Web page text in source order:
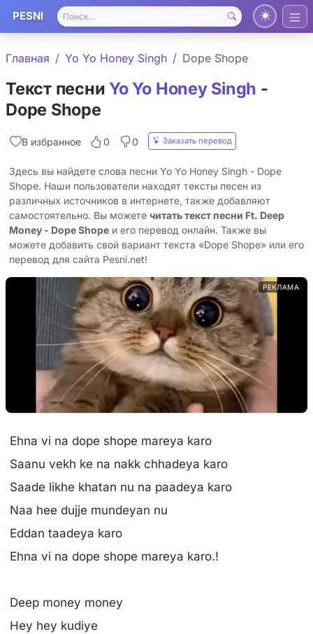
PESNI
Главная Yo Yo Honey Singh Dope Shope
Текст песниYo Yo Honey Singh -
Dope Shope
В избранное 0 0 Заказать перевод
Здесь вы найдете слова песни Yo Yo Honey Singh - Dope
Shope. Наши пользователи находят тексты песен из
различных источников в интернете, также добавляют
самостоятельно. Вы можете читать текст песни Ft. Deep
Money - Dope Shope и его перевод онлайн. Также вы
можете добавить свой вариант текста «Dope Shope» или его
перевод для сайта Pesni.net!
РЕКЛАМА
Ehna vi na dope shope mareya karo
Saanu vekh ke na nakk chhadeya karo
Saade likhe khatan nu na paadeya karo
Naa hee dujje mundeyan nu
Eddan taadeya karo
Ehna vi na dope shope mareya karo.!
Deep money money
Hey hey kudiye